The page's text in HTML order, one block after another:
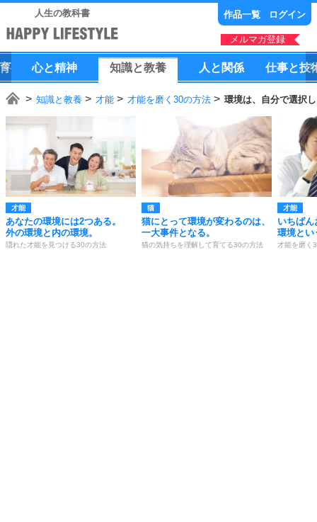
人生の教科書 作品一覧 ログイン
メルマガ登録
心と精神 知識と教養 人 と 関係 仕事と技
知識と教養 才能 才能を磨く30の方法 環境は、自分で選択
才能
あなたの環境には2つある。
外の環境と内の環境。
隠れた才能を見つける30の方法
猫
猫にとって環境が変わるのは、
一大事件となる。
猫の気持ちを理解して育てる30の方法
才能
いちば
環境とい
才能を磨く